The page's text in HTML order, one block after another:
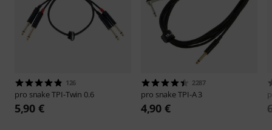
126
pro snakeTPI-Twin 0.6
5,90 €
2287
pro snakeTPI-A 3
4,90 €